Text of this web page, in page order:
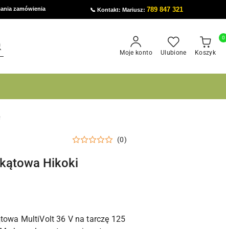
zamówienia 📞 Kontakt: Mariusz:789 847 321
Moje konto Ulubione Koszyk
0
(0)
Hikoki
MultiVolt 36 V na tarczę 125